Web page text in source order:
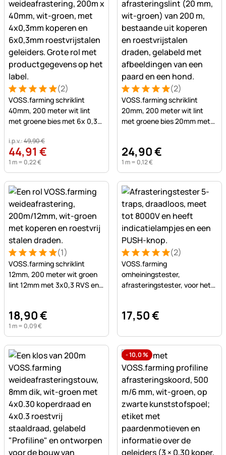
Beoordeling: 5 van 5 (2 beoordelingen)
2 Bewertungen
(2)
VOSS.farming schriklint
40mm, 200 meter wit lint
met groene bies met 6x 0,3
i.p.v.:49,90€
44,91 €
1 m = 0,22€
Beoordeling: 5 van 5 (2
2 Bewertungen
(2)
VOSS.farming schriklint
20mm, 200 meter wit lint
met groene bies 20mm met
24,90€
1 m = 0,12€
Beoordeling: 5 van 5 (1 beoordelingen)
1 Bewertung (1)
VOSS.farming schriklint
12mm, 200 meter wit groen
lint 12mm met 3x0,3 RVS en
18,90€
1 m = 0,09€
Beoordeling: 5 van 5 (2
2 Bewertungen
(2)
VOSS.farming
omheiningstester,
afrasteringstester, voor het
17,50€
-10,0%